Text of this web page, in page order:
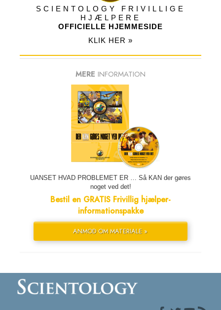
SCIENTOLOGY FRIVILLIGE
HJÆLPERE
OFFICIELLE HJEMMESIDE
KLIK HER »
MERE INFORMATION
UANSET HVAD PROBLEMET ER … Så KAN der gøres
noget ved det!
Bestil en GRATIS Frivillig hjælper-
informationspakke
ANMOD OM MATERIALE »